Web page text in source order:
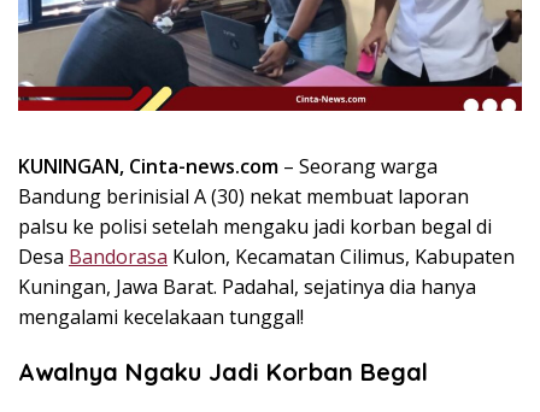
k
n
i
,
e
n
u
h
I
s
i
KUNINGAN, Cinta-news.com – Seorang warga
Bandung berinisial A (30) nekat membuat laporan
palsu ke polisi setelah mengaku jadi korban begal di
Desa Bandorasa Kulon, Kecamatan Cilimus, Kabupaten
Kuningan, Jawa Barat. Padahal, sejatinya dia hanya
mengalami kecelakaan tunggal!
Awalnya Ngaku Jadi Korban Begal